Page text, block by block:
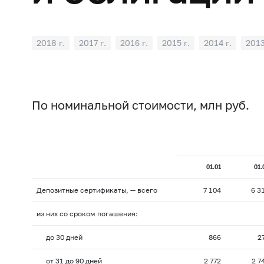
2018 г. 2017 г. 2016 г. 2015 г. 2014 г.
По номинальной стоимости, млн руб.
01.01
Депозитные сертификаты, — всего 7 104 6
из них со сроком погашения:
до 30 дней 866
от 31 до 90 дней 2 772 2